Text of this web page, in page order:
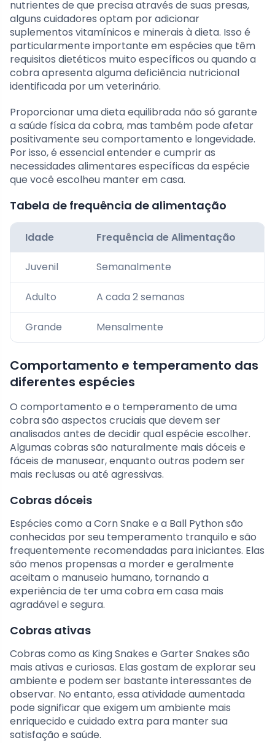
nutrientes de que precisa através de suas presas,
alguns cuidadores optam por adicionar
suplementos vitamínicos e minerais à dieta. Isso é
particularmente importante em espécies que têm
requisitos dietéticos muito específicos ou quando a
cobra apresenta alguma deficiência nutricional
identificada por um veterinário.
Proporcionar uma dieta equilibrada não só garante
a saúde física da cobra, mas também pode afetar
positivamente seu comportamento e longevidade.
Por isso, é essencial entender e cumprir as
necessidades alimentares específicas da espécie
que você escolheu manter em casa.
Tabela de frequência de alimentação
Idade Frequência de Alimentação
Juvenil Semanalmente
Adulto A cada 2 semanas
Grande Mensalmente
Comportamento e temperamento das
diferentes espécies
O comportamento e o temperamento de uma
cobra são aspectos cruciais que devem ser
analisados antes de decidir qual espécie escolher.
Algumas cobras são naturalmente mais dóceis e
fáceis de manusear, enquanto outras podem ser
mais reclusas ou até agressivas.
Cobras dóceis
Espécies como a Corn Snake e a Ball Python são
conhecidas por seu temperamento tranquilo e são
frequentemente recomendadas para iniciantes. Elas
são menos propensas a morder e geralmente
aceitam o manuseio humano, tornando a
experiência de ter uma cobra em casa mais
agradável e segura.
Cobras ativas
Cobras como as King Snakes e Garter Snakes são
mais ativas e curiosas. Elas gostam de explorar seu
ambiente e podem ser bastante interessantes de
observar. No entanto, essa atividade aumentada
pode significar que exigem um ambiente mais
enriquecido e cuidado extra para manter sua
satisfação e saúde.